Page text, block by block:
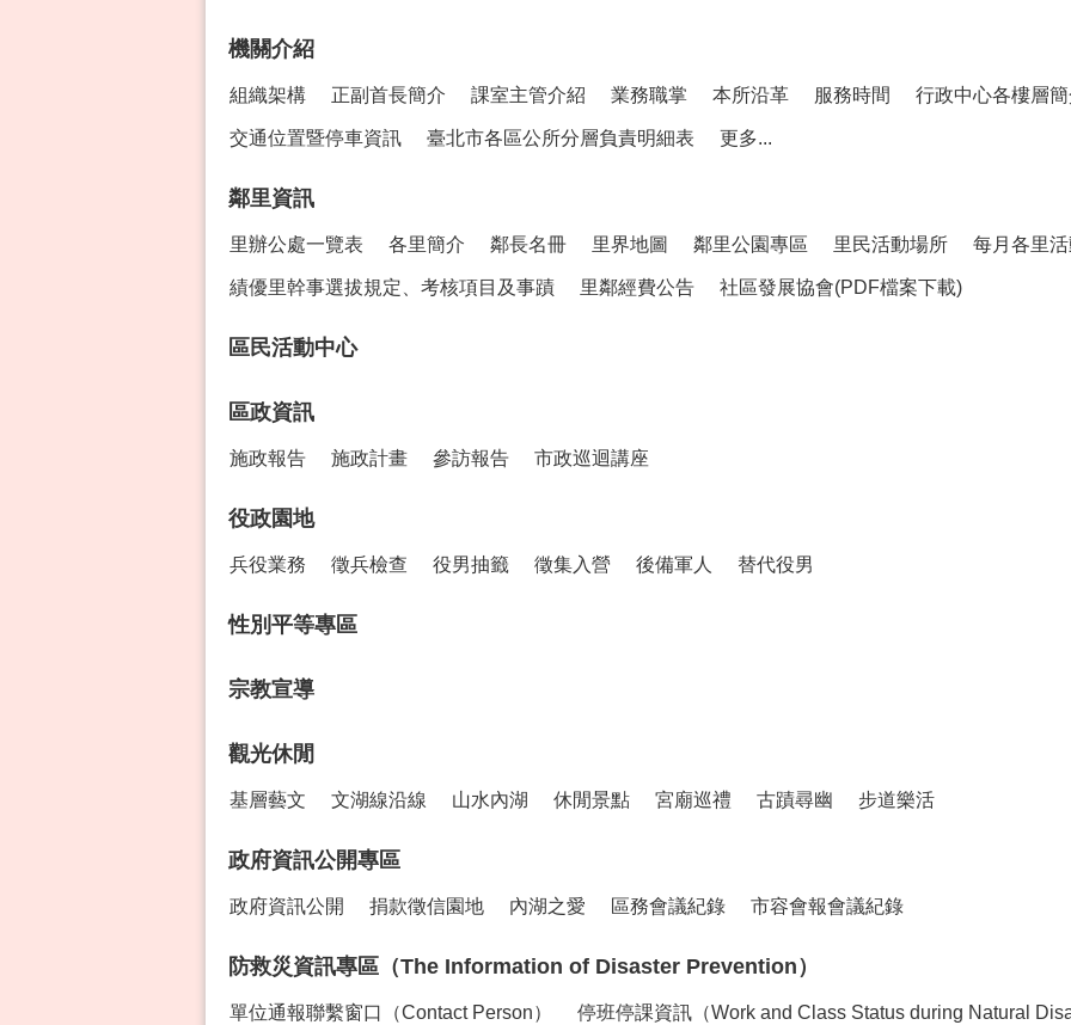
機關介紹
組織架構 正副首長簡介 課室主管介紹 業務職掌 本所沿革 服務時間 行政中心各樓層
交通位置暨停車資訊 臺北市各區公所分層負責明細表 更多...
鄰里資訊
里辦公處一覽表 各里簡介 鄰長名冊 里界地圖 鄰里公園專區 里民活動場所 每月各里
績優里幹事選拔規定、考核項目及事蹟 里鄰經費公告 社區發展協會(PDF檔案下載)
區民活動中心
區政資訊
施政報告 施政計畫 參訪報告 市政巡迴講座
役政園地
兵役業務 徵兵檢查 役男抽籤 徵集入營 後備軍人 替代役男
性別平等專區
宗教宣導
觀光休閒
基層藝文 文湖線沿線 山水內湖 休閒景點 宮廟巡禮 古蹟尋幽 步道樂活
政府資訊公開專區
政府資訊公開 捐款徵信園地 內湖之愛 區務會議紀錄 市容會報會議紀錄
防救災資訊專區（The Information of Disaster Prevention）
單位通報聯繫窗口（Contact Person） 停班停課資訊（Work and Class Status during Natural